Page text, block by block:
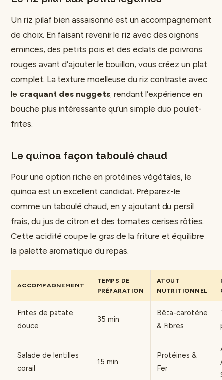
Un riz pilaf bien assaisonné est un accompagnement
de choix. En faisant revenir le riz avec des oignons
émincés, des petits pois et des éclats de poivrons
rouges avant d’ajouter le bouillon, vous créez un plat
complet. La texture moelleuse du riz contraste avec
le craquant des nuggets, rendant l’expérience en
bouche plus intéressante qu’un simple duo poulet-
frites.
Le quinoa façon taboulé chaud
Pour une option riche en protéines végétales, le
quinoa est un excellent candidat. Préparez-le
comme un taboulé chaud, en y ajoutant du persil
frais, du jus de citron et des tomates cerises rôties.
Cette acidité coupe le gras de la friture et équilibre
la palette aromatique du repas.
ACCOMPAGNEMENT
TEMPS DE
PRÉPARATION
ATOUT
NUTRITIONNEL
Frites de patate
douce
35 min
Bêta-carotène
& Fibres
Salade de lentilles
corail
15 min
Protéines &
Fer